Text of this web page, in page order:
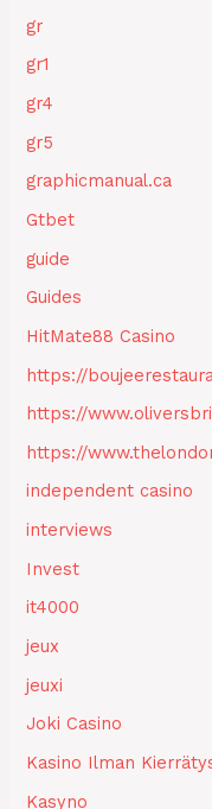
gr
gr1
gr4
gr5
graphicmanual.ca
Gtbet
guide
Guides
HitMate88 Casino
https://
https://
https://
independent casino
interviews
Invest
it4000
jeux
jeuxi
Joki Casino
Kasino Ilman
Kasyno